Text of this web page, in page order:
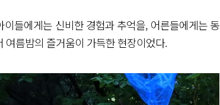
들에게는 신비한 경험과 추억을, 어른들에게는 동
름밤의 즐거움이 가득한 현장이었다.